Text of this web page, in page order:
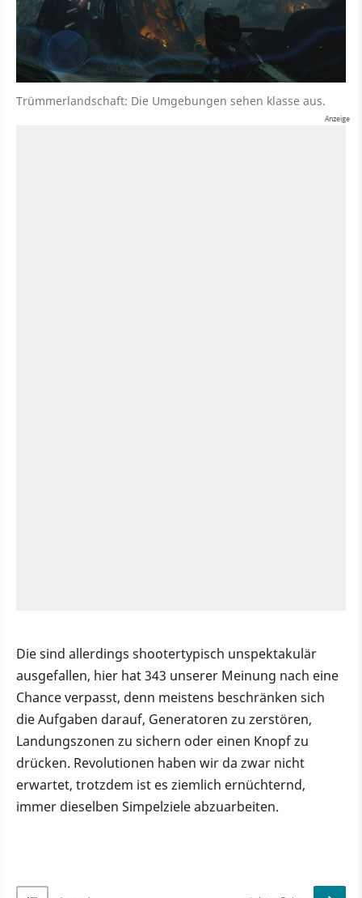
Trümmerlandschaft: Die Umgebungen sehen klasse aus.
Die sind allerdings shootertypisch unspektakulär
ausgefallen, hier hat 343 unserer Meinung nach eine
Chance verpasst, denn meistens beschränken sich
die Aufgaben darauf, Generatoren zu zerstören,
Landungszonen zu sichern oder einen Knopf zu
drücken. Revolutionen haben wir da zwar nicht
erwartet, trotzdem ist es ziemlich ernüchternd,
immer dieselben Simpelziele abzuarbeiten.